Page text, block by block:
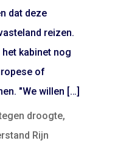
dat deze
reizen.
kabinet nog
of
"We willen […]
droogte,
Rijn